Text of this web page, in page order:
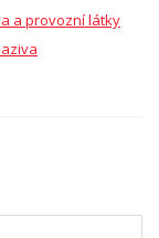
a provozní látky